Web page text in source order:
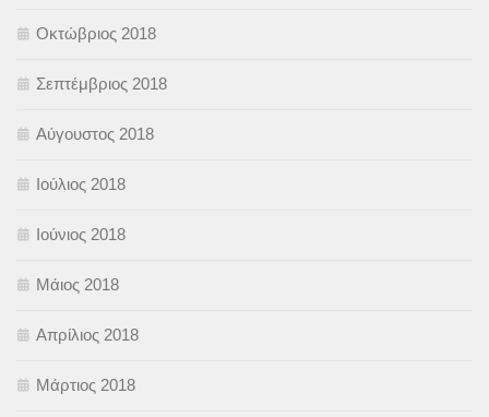
Οκτώβριος 2018
Σεπτέμβριος 2018
Αύγουστος 2018
Ιούλιος 2018
Ιούνιος 2018
Μάιος 2018
Απρίλιος 2018
Μάρτιος 2018